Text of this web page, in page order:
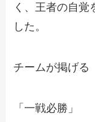
く、王者の自覚
した。
チームが掲げる
「一戦必勝」